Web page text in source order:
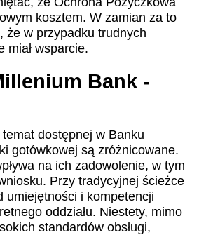
kosztem. W zamian za to
że w przypadku trudnych
miał wsparcie.
Bank -
dostępnej w Banku
gotówkowej są zróżnicowane.
na ich zadowolenie, w tym
Przy tradycyjnej ścieżce
umiejętności i kompetencji
oddziału. Niestety, mimo
standardów obsługi,